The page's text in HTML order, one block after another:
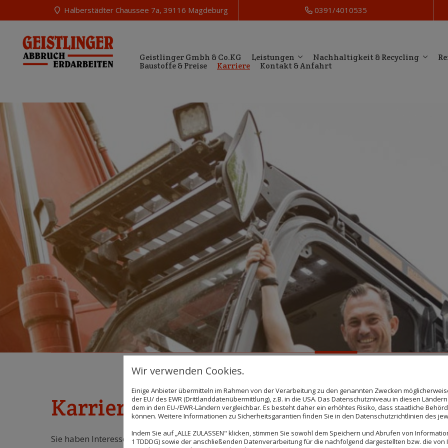
Halberstädter Chaussee 7a, 39116 Magdeburg 0391/4010535
Geistlinger Gmbh & Co.KG Leistungen Nachhaltigkeit & Recycling
Baustoffe & Preise
Karriere Kontakt & Anfahrt
Karriere bei Geistlinger
Sie haben Interesse an einer Karriere bei uns? Sie suchen eine neue
Wir bieten einen
Wir verwenden Cookies.
Einige Anbieter übermitteln im Rahmen von der Verarbeitung zu den genannten Zwecken
der EU/ des EWR (Drittlanddatenübermittlung), z.B. in die USA. Das Datenschutzniveau in diesen
dem in den EU-/EWR-Ländern vergleichbar. Es besteht daher ein erhöhtes Risiko, dass staatliche
können. Weitere Informationen zu Sicherheitsgarantien finden Sie in den Datenschutzrichtlinien des
Indem Sie auf „ALLE ZULASSEN" klicken, stimmen Sie sowohl dem Speichern und Abrufen von
1 TDDDG) sowie der anschließenden Datenverarbeitung für die nachfolgend dargestellten bzw. die